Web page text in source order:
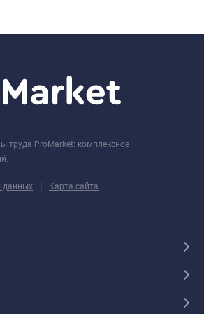
труда ProMarket: комплексное
данных | Карта сайта